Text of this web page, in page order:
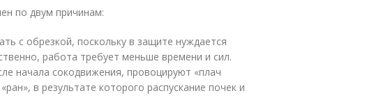
по двум причинам:
с обрезкой, поскольку в защите нуждается
работа требует меньше времени и сил.
начала сокодвижения, провоцируют «плач
в результате которого распускание почек и